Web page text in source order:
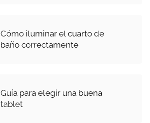
Cómo iluminar el cuarto de
baño correctamente
Guía para elegir una buena
tablet